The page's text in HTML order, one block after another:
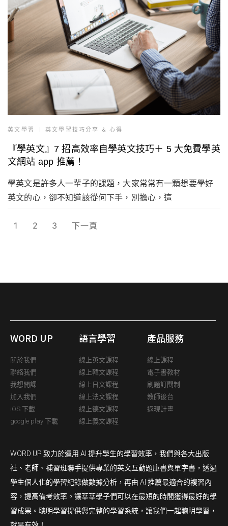
英文學習 英文學習技巧分享 & 心得
『學英文』7 招高效率自學英文技巧＋ 5 大免費學英
文網站 app 推薦！
學英文是許多人一輩子的課題，大家常常有一顆想要學好
英文的心，卻不知道該從何下手，別擔心，這
1 2 3 下一頁
WORD UP
關於我們
聯絡我們
我想開課
加入我們
iOS 下載
google play 下載
語言學習
線上英文課程
線上韓文課程
線上日文課程
線上法文課程
線上德文課程
線上義文課程
產品服務
線上課程
電子書教材
刷題訂閱制
教師後台
返現計畫
WORD UP 致力於運用 AI 提升學生的學習效率，我們與各大出版
社、老師、補習班聯手提供專業的英文互動題庫書與單字書，透過
學生個人化的學習紀錄做數據分析，再由 AI 推薦最適合的複習內
容，提高備考效率。讓莘莘學子們可以在最短的時間獲得最好的學
習成果。聰明學習提供您完整的學習系統，讓我們一起聰明學習，